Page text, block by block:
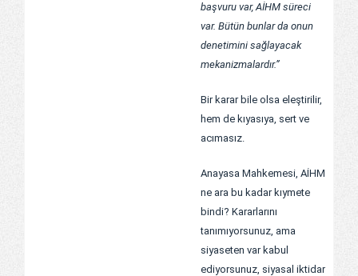
başvuru var, AİHM süreci
var. Bütün bunlar da onun
denetimini sağlayacak
mekanizmalardır.”
Bir karar bile olsa eleştirilir,
hem de kıyasıya, sert ve
acımasız.
Anayasa Mahkemesi, AİHM
ne ara bu kadar kıymete
bindi? Kararlarını
tanımıyorsunuz, ama
siyaseten var kabul
ediyorsunuz, siyasal iktidar